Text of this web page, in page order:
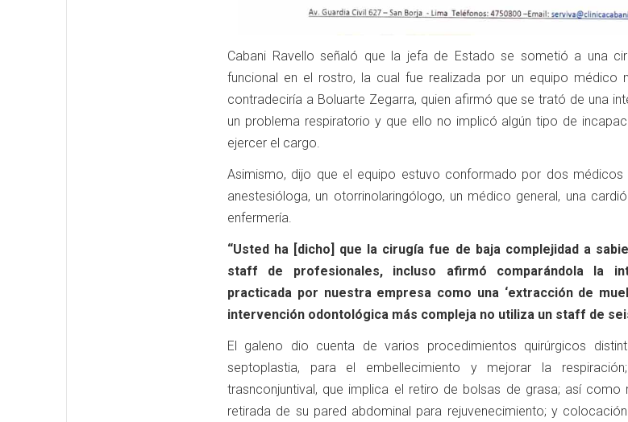
Cabani Ravello señaló que la jefa de Estado se sometió a una
funcional en el rostro, la cual fue realizada por un equipo médico
contradeciría a Boluarte Zegarra, quien afirmó que se trató de una
un problema respiratorio y que ello no implicó algún tipo de
ejercer el cargo.
Asimismo, dijo que el equipo estuvo conformado por dos médicos
anestesióloga, un otorrinolaringólogo, un médico general, una
enfermería.
“Usted ha [dicho] que la cirugía fue de baja complejidad a
staff de profesionales, incluso afirmó comparándola la
practicada por nuestra empresa como una ‘extracción de
intervención odontológica más compleja no utiliza un staff de
El galeno dio cuenta de varios procedimientos quirúrgicos
septoplastia, para el embellecimiento y mejorar la
trasnconjuntival, que implica el retiro de bolsas de grasa; así como
retirada de su pared abdominal para rejuvenecimiento; y